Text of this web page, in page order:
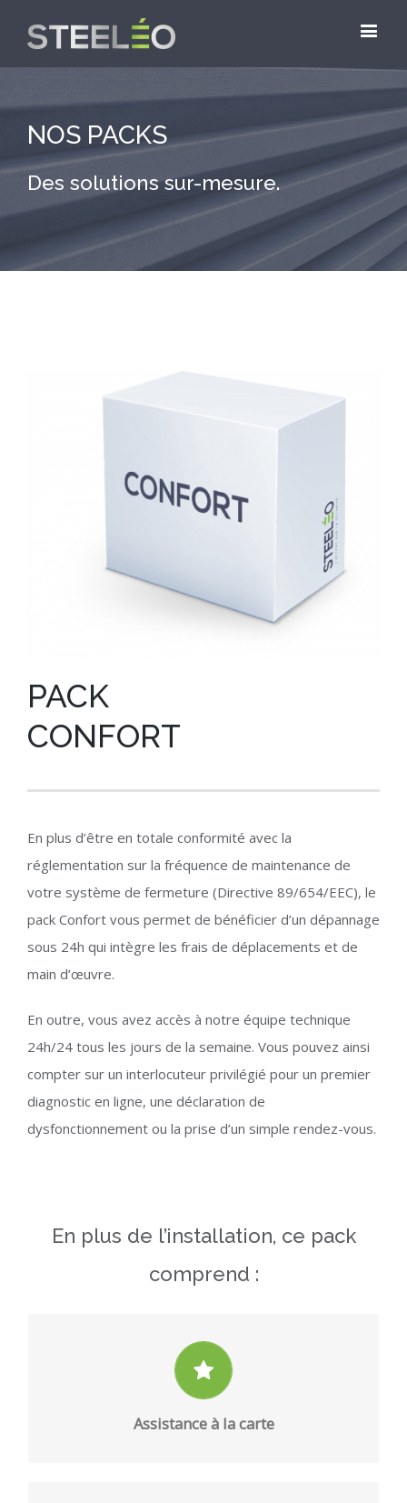
NOS PACKS
Des solutions sur-mesure.
PACK
CONFORT
En plus d’être en totale conformité avec la
réglementation sur la fréquence de maintenance de
votre système de fermeture (Directive 89/654/EEC), le
pack Confort vous permet de bénéficier d’un dépannage
sous 24h qui intègre les frais de déplacements et de
main d’œuvre.
En outre, vous avez accès à notre équipe technique
24h/24 tous les jours de la semaine. Vous pouvez ainsi
compter sur un interlocuteur privilégié pour un premier
diagnostic en ligne, une déclaration de
dysfonctionnement ou la prise d’un simple rendez-vous.
En plus de l’installation, ce pack
comprend :
Assistance à la carte
Vous choisissez votre degré d’assistance
réparation.
EN SAVOIR PLUS